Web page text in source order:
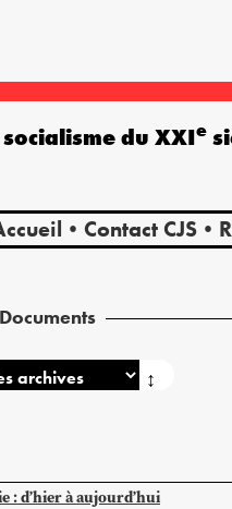
Contact CJS
du XXIe
Documents
↕
: d’hier à aujourd’hui